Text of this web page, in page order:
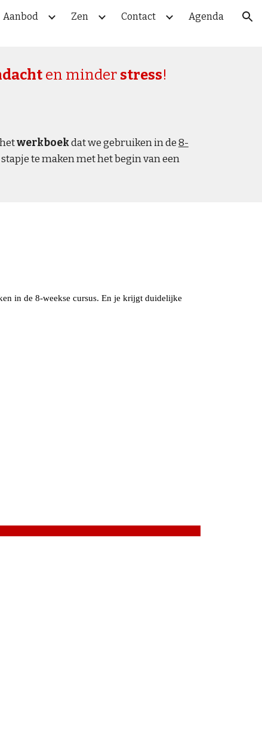
Aanbod Zen Contact Agenda
en minder stress!
werkboek dat we gebruiken in de 8-
om echt een stapje te maken met het begin van een